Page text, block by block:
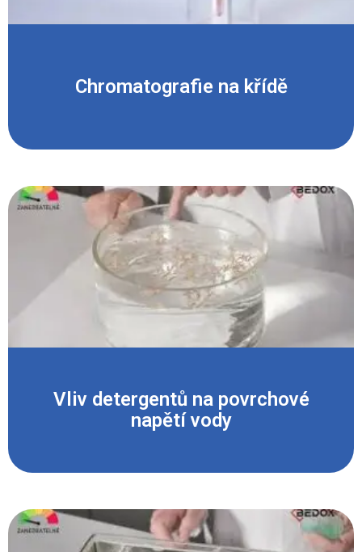
Chromatografie na křídě
Vliv detergentů na povrchové
napětí vody